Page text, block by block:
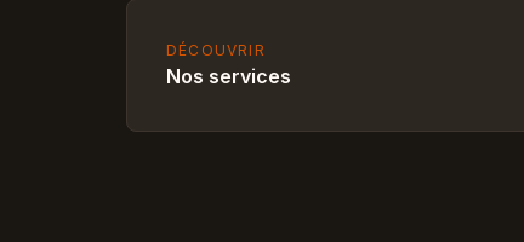
DÉCOUVRIR
Nos services